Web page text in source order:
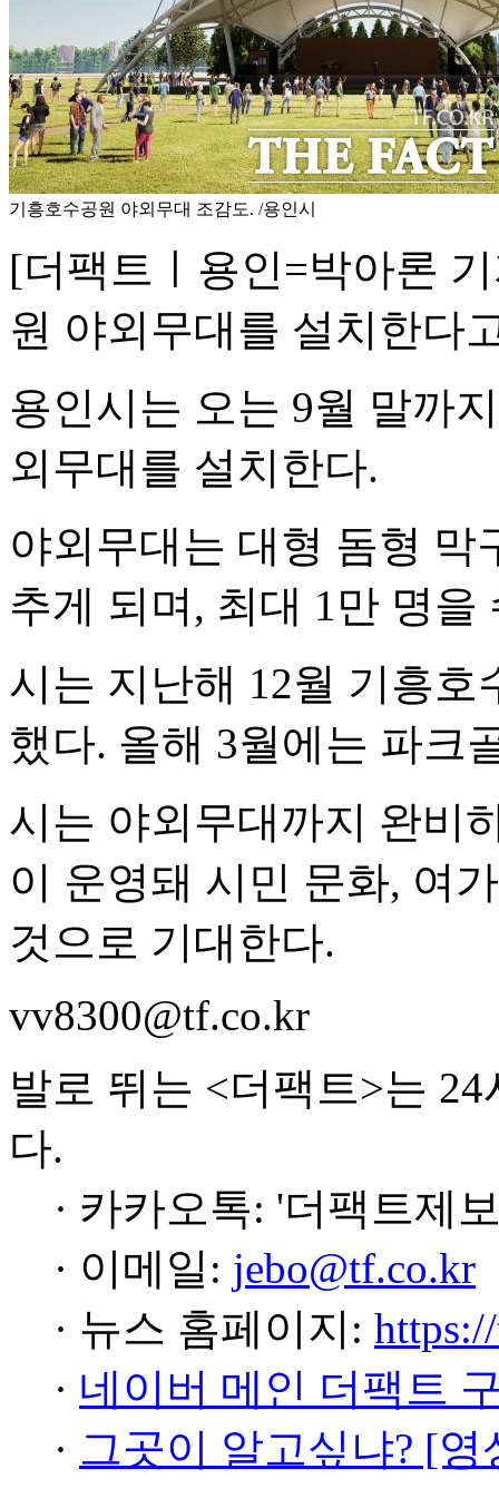
기흥호수공원 야외무대 조감도. /용인시
[더팩트ㅣ용인=박아론
원 야외무대를 설치한다
용인시는 오는 9월 말까
외무대를 설치한다.
야외무대는 대형 돔형 막
추게 되며, 최대 1만 명을
시는 지난해 12월 기흥
했다. 올해 3월에는 파크
시는 야외무대까지 완비
이 운영돼 시민 문화, 여
것으로 기대한다.
vv8300@tf.co.kr
발로 뛰는 <더팩트>는
다.
· 카카오톡: '더팩트제
· 이메일: jebo@tf.co.kr
· 뉴스 홈페이지:
· 네이버 메인 더팩트
· 그곳이 알고싶냐? [